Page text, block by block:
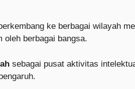
ke berbagai wilayah
oleh berbagai bangsa.
sebagai pusat aktivitas